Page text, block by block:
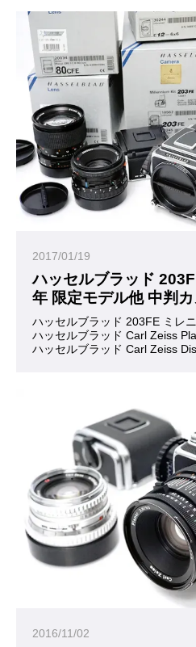
中判カメラの代名詞と言って
ハッセルブラッド 2000FC/M
2000FC/Mの特徴は、最高1/
高速シャッターを切れること
限定販売の希少なカメラです
2017/01/19
ハッセルブラッド
年 限定モデル他 中判
ハッセルブラッド 203FE ミレ
ハッセルブラッド Carl Zeiss
ハッセルブラッド Carl Zeiss
中判フィルムカメラの定番と
2016/11/02